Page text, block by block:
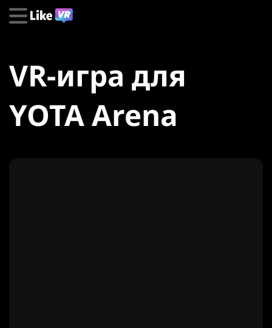
VR-игра для
YOTA Arena